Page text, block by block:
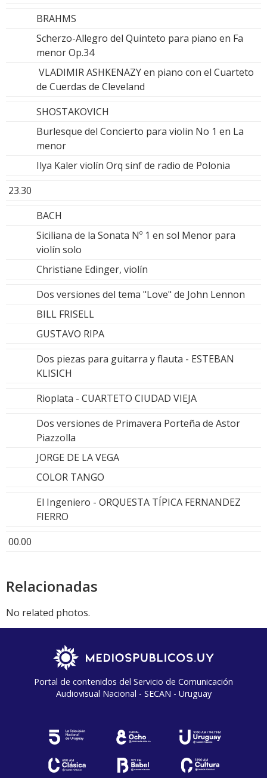
BRAHMS
Scherzo-Allegro del Quinteto para piano en Fa
menor Op.34
VLADIMIR ASHKENAZY en piano con el Cuarteto
de Cuerdas de Cleveland
SHOSTAKOVICH
Burlesque del Concierto para violin No 1 en La
menor
Ilya Kaler violín Orq sinf de radio de Polonia
23.30
BACH
Siciliana de la Sonata Nº 1 en sol Menor para
violín solo
Christiane Edinger, violín
Dos versiones del tema "Love" de John Lennon
BILL FRISELL
GUSTAVO RIPA
Dos piezas para guitarra y flauta - ESTEBAN
KLISICH
Rioplata - CUARTETO CIUDAD VIEJA
Dos versiones de Primavera Porteña de Astor
Piazzolla
JORGE DE LA VEGA
COLOR TANGO
El Ingeniero - ORQUESTA TÍPICA FERNANDEZ
FIERRO
00.00
Relacionadas
No related photos.
Portal de contenidos del Servicio de Comunicación
Audiovisual Nacional - SECAN - Uruguay